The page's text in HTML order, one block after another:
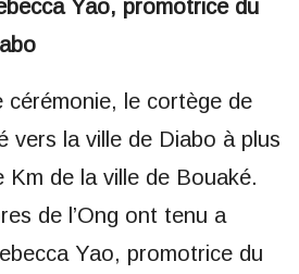
Yao, promotrice du
le cortège de
vers la ville de Diabo à plus
Km de la ville de Bouaké.
de l’Ong ont tenu a
Yao, promotrice du